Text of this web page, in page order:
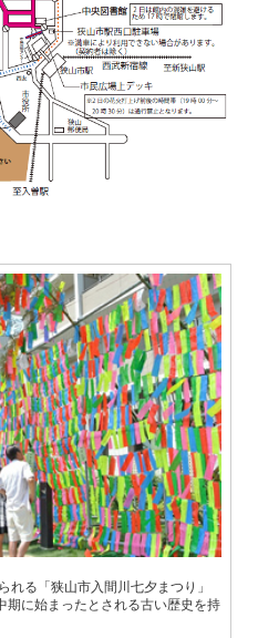
れる「狭山市入間川七夕まつり」
に始まったとされる古い歴史を持